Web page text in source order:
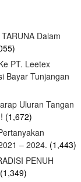
Dalam
PT. Leetex
Bayar Tunjangan
Uluran Tangan
(1,672)
– 2024. (1,443)
PENUH
(1,349)